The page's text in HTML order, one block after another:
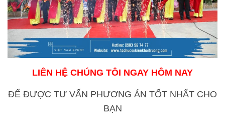
LIÊN HỆ CHÚNG TÔI NGAY HÔM NAY
ĐỂ ĐƯỢC TƯ VẤN PHƯƠNG ÁN TỐT NHẤT CHO
BẠN